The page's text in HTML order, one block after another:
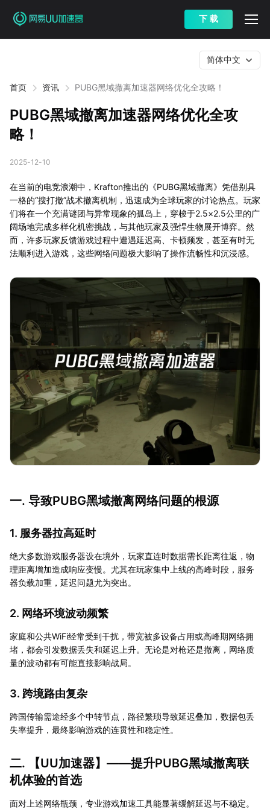
下 载
首页 资讯 PUBG黑域撤离加速器网络优化全攻略！
简体中文
PUBG黑域撤离加速器网络优化全攻
略！
2025-12-10
在当前的电竞浪潮中，Krafton推出的《PUBG黑域撤离》凭借别具
一格的“搜打撤”战术撤离机制，迅速成为全球玩家的讨论热点。玩家
们将在一个充满谜团与异常现象的孤岛上，穿梭于2.5×2.5公里的广
阔场地完成多样化机密挑战，与其他玩家及强悍生物展开博弈。然
而，许多玩家反馈游戏过程中遭遇延迟高、卡顿频发，甚至有时无
法顺利进入游戏，这些网络问题极大影响了操作流畅性和沉浸感。
一. 导致PUBG黑域撤离网络问题的根源
1. 服务器拉高延时
绝大多数游戏服务器设在境外，玩家直连时数据需长距离往返，物
理距离增加造成响应变慢。尤其在玩家集中上线的高峰时段，服务
器负载加重，延迟问题尤为突出。
2. 网络环境波动频繁
家庭和公共WiFi经常受到干扰，带宽被多设备占用或高峰期网络拥
堵，都会引发数据丢失和延迟上升。无论是对枪还是撤离，网络质
量的波动都有可能直接影响战局。
3. 跨境路由复杂
跨国传输需途经多个中转节点，路径繁琐导致延迟叠加，数据包丢
失率提升，最终影响游戏的连贯性和稳定性。
二. 【UU加速器】——提升PUBG黑域撤离联
机体验的首选
面对上述网络瓶颈，专业游戏加速工具能显著缓解延迟与不稳定。